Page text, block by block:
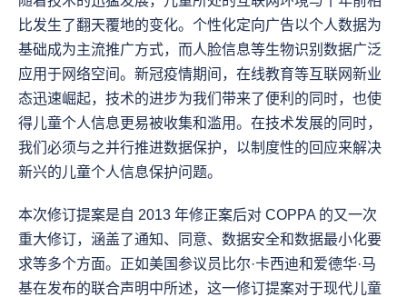
比发生了翻天覆地的变化。个性化定向广告以个人数据为
基础成为主流推广方式，而人脸信息等生物识别数据广泛
应用于网络空间。新冠疫情期间，在线教育等互联网新业
态迅速崛起，技术的进步为我们带来了便利的同时，也使
得儿童个人信息更易被收集和滥用。在技术发展的同时，
我们必须与之并行推进数据保护，以制度性的回应来解决
新兴的儿童个人信息保护问题。
本次修订提案是自 2013 年修正案后对 COPPA 的又一次
重大修订，涵盖了通知、同意、数据安全和数据最小化要
求等多个方面。正如美国参议员比尔·卡西迪和爱德华·马
基在发布的联合声明中所述，这一修订提案对于现代儿童